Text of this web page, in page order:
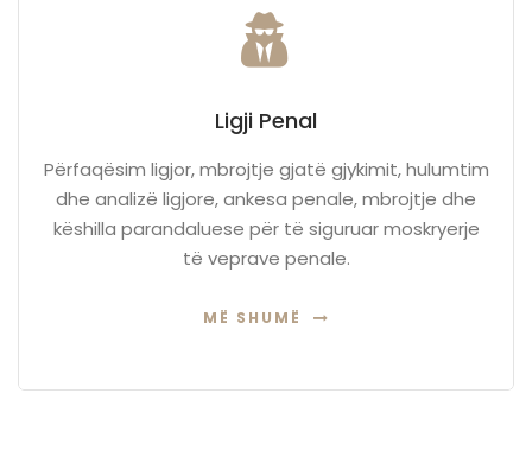
Ligji Penal
Përfaqësim ligjor, mbrojtje gjatë gjykimit, hulumtim
dhe analizë ligjore, ankesa penale, mbrojtje dhe
këshilla parandaluese për të siguruar moskryerje
të veprave penale.
MË SHUMË